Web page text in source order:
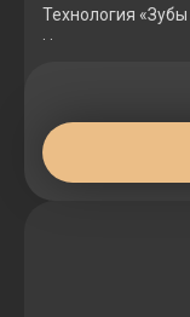
Технология